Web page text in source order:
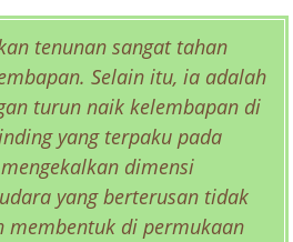
tenunan sangat tahan
Selain itu, ia adalah
turun naik kelembapan di
yang terpaku pada
dimensi
yang berterusan tidak
membentuk di permukaan